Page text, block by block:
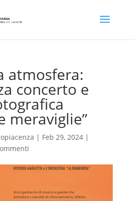
atmosfera:
concerto e
meraviglie”
| Feb 29, 2024|